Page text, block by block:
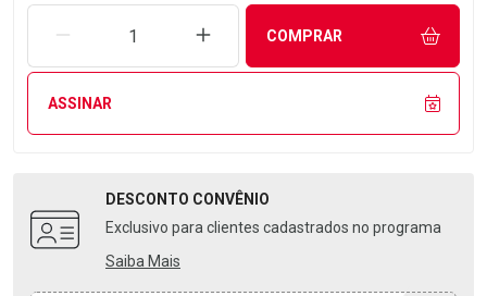
REMOVER UMA UNIDADEAUMENTAR UMA UNIDADE
COMPRAR
ASSINAR
DESCONTO CONVÊNIO
Exclusivo para clientes cadastrados no programa
Saiba Mais